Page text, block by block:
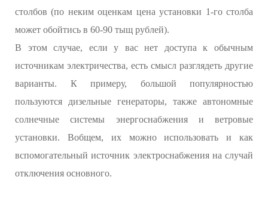
столбов (по неким оценкам цена установки 1-го столба
может обойтись в 60-90 тыщ рублей).
В этом случае, если у вас нет доступа к обычным
источникам электричества, есть смысл разглядеть другие
варианты. К примеру, большой популярностью
пользуются дизельные генераторы, также автономные
солнечные системы энергоснабжения и ветровые
установки. Вобщем, их можно использовать и как
вспомогательный источник электроснабжения на случай
отключения основного.